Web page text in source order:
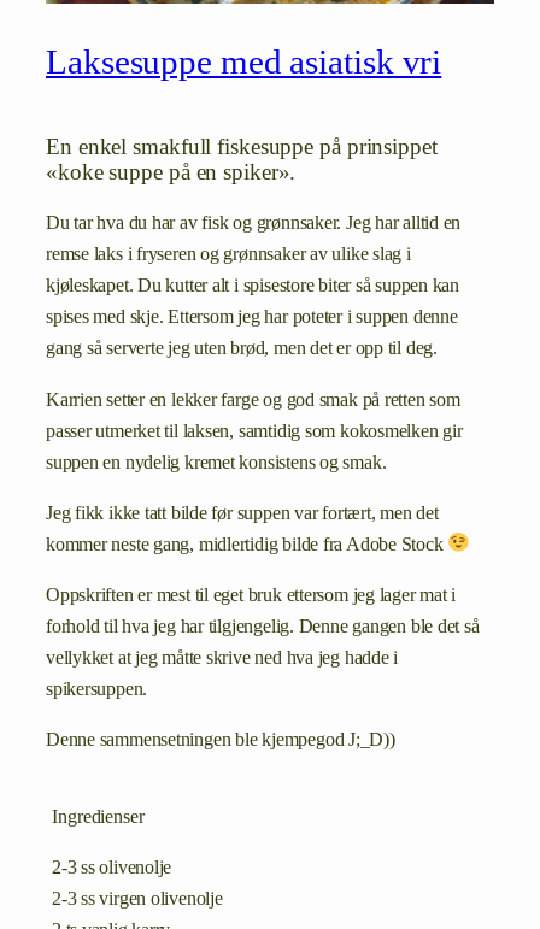
Laksesuppe med asiatisk vri
En enkel smakfull fiskesuppe på prinsippet
«koke suppe på en spiker».
Du tar hva du har av fisk og grønnsaker. Jeg har alltid en
remse laks i fryseren og grønnsaker av ulike slag i
kjøleskapet. Du kutter alt i spisestore biter så suppen kan
spises med skje. Ettersom jeg har poteter i suppen denne
gang så serverte jeg uten brød, men det er opp til deg.
Karrien setter en lekker farge og god smak på retten som
passer utmerket til laksen, samtidig som kokosmelken gir
suppen en nydelig kremet konsistens og smak.
Jeg fikk ikke tatt bilde før suppen var fortært, men det
kommer neste gang, midlertidig bilde fra Adobe Stock
Oppskriften er mest til eget bruk ettersom jeg lager mat i
forhold til hva jeg har tilgjengelig. Denne gangen ble det så
vellykket at jeg måtte skrive ned hva jeg hadde i
spikersuppen.
Denne sammensetningen ble kjempegod J;_D))
Ingredienser
2-3 ss olivenolje
2-3 ss virgen olivenolje